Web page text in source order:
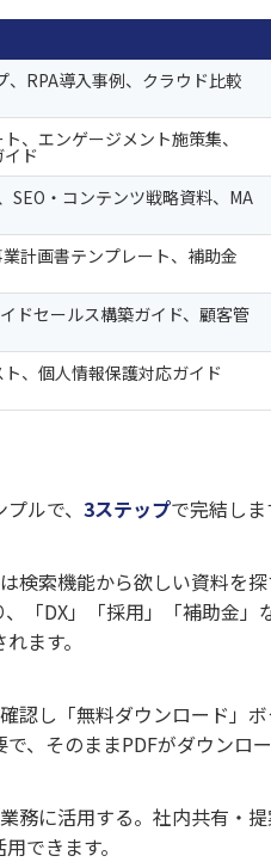
、RPA導入事例、クラウド比較
、エンゲージメント施策集、
ド
SEO・コンテンツ戦略資料、MA
計画書テンプレート、補助金
ドセールス構築ガイド、顧客管
、個人情報保護対応ガイド
ルで、 3ステップで完結しま
検索機能から欲しい資料を
「DX」「採用」「補助金」
ます。
認し「無料ダウンロード」
、そのままPDFがダウンロー
務に活用する。社内共有・
できます。